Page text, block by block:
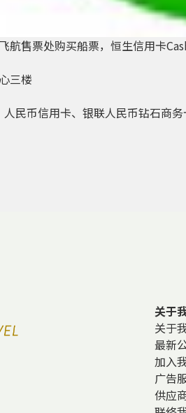
售票处购买船票，恒生信用卡
三楼
民币信用卡、银联人民币钻石商
关于
关于
最新
加入
广告
供应